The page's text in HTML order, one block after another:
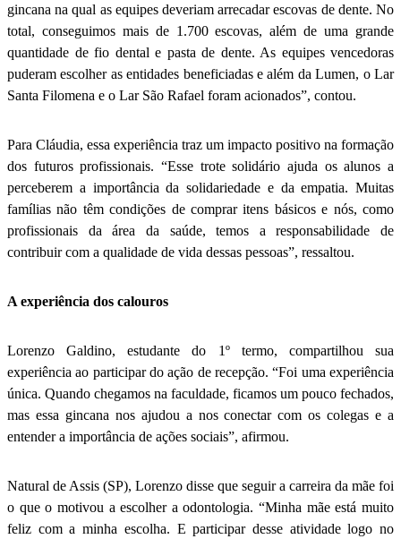
gincana na qual as equipes deveriam arrecadar escovas de dente. No
total, conseguimos mais de 1.700 escovas, além de uma grande
quantidade de fio dental e pasta de dente. As equipes vencedoras
puderam escolher as entidades beneficiadas e além da Lumen, o Lar
Santa Filomena e o Lar São Rafael foram acionados”, contou.
Para Cláudia, essa experiência traz um impacto positivo na formação
dos futuros profissionais. “Esse trote solidário ajuda os alunos a
perceberem a importância da solidariedade e da empatia. Muitas
famílias não têm condições de comprar itens básicos e nós, como
profissionais da área da saúde, temos a responsabilidade de
contribuir com a qualidade de vida dessas pessoas”, ressaltou.
A experiência dos calouros
Lorenzo Galdino, estudante do 1º termo, compartilhou sua
experiência ao participar do ação de recepção. “Foi uma experiência
única. Quando chegamos na faculdade, ficamos um pouco fechados,
mas essa gincana nos ajudou a nos conectar com os colegas e a
entender a importância de ações sociais”, afirmou.
Natural de Assis (SP), Lorenzo disse que seguir a carreira da mãe foi
o que o motivou a escolher a odontologia. “Minha mãe está muito
feliz com a minha escolha. E participar desse atividade logo no